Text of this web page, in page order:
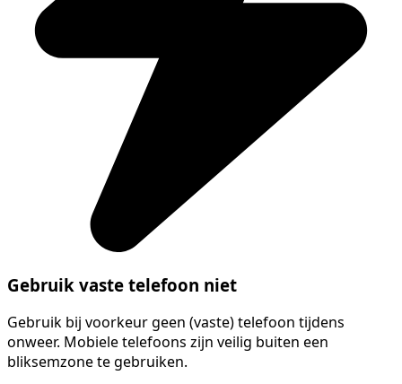
Gebruik vaste telefoon niet
Gebruik bij voorkeur geen (vaste) telefoon tijdens
onweer. Mobiele telefoons zijn veilig buiten een
bliksemzone te gebruiken.